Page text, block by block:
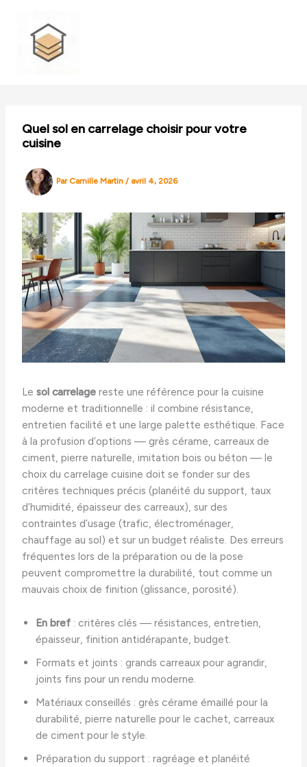
contenu
Quel sol en carrelage choisir pour votre
cuisine
ParCamille Martin/ avril 4, 2026
Lesol carrelage reste une référence pour la cuisine
moderne et traditionnelle : il combine résistance,
entretien facilité et une large palette esthétique. Face
à la profusion d’options — grès cérame, carreaux de
ciment, pierre naturelle, imitation bois ou béton — le
choix du carrelage cuisine doit se fonder sur des
critères techniques précis (planéité du support, taux
d’humidité, épaisseur des carreaux), sur des
contraintes d’usage (trafic, électroménager,
chauffage au sol) et sur un budget réaliste. Des erreurs
fréquentes lors de la préparation ou de la pose
peuvent compromettre la durabilité, tout comme un
mauvais choix de finition (glissance, porosité).
En bref : critères clés — résistances, entretien,
épaisseur, finition antidérapante, budget.
Formats et joints : grands carreaux pour agrandir,
joints fins pour un rendu moderne.
Matériaux conseillés : grès cérame émaillé pour la
durabilité, pierre naturelle pour le cachet, carreaux
de ciment pour le style.
Préparation du support : ragréage et planéité